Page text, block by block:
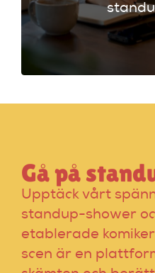
effektivt
vanliga
Gå på
Upptäck vårt
standup-shower
etablerade
scen är en